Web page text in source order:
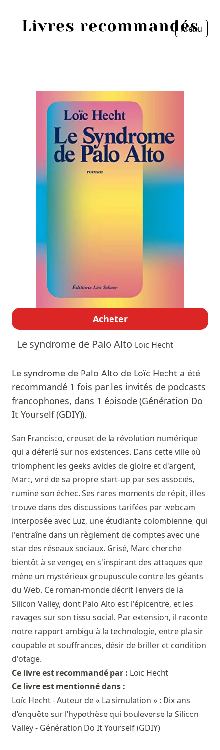
Menu
Acheter
Le syndrome de Palo Alto Loïc Hecht
Le syndrome de Palo Alto de Loïc Hecht a été
recommandé 1 fois par les invités de podcasts
francophones, dans 1 épisode (Génération Do
It Yourself (GDIY)).
San Francisco, creuset de la révolution numérique
qui a déferlé sur nos existences. Dans cette ville où
triomphent les geeks avides de gloire et d'argent,
Marc, viré de sa propre start-up par ses associés,
rumine son échec. Ses rares moments de répit, il les
trouve dans des discussions tarifées par webcam
interposée avec Luz, une étudiante colombienne, qui
l'entraîne dans un règlement de comptes avec une
star des réseaux sociaux. Grisé, Marc cherche
bientôt à se venger, en s'inspirant des attaques que
mène un mystérieux groupuscule contre les géants
du Web. Ce roman-monde décrit l'envers de la
Silicon Valley, dont Palo Alto est l'épicentre, et les
ravages sur son tissu social. Par extension, il raconte
notre rapport ambigu à la technologie, entre plaisir
coupable et souffrances, désir de briller et condition
d'otage.
Ce livre est recommandé par : Loïc Hecht
Ce livre est mentionné dans :
Loïc Hecht - Auteur de « La simulation » : Dix ans
d’enquête sur l’hypothèse qui bouleverse la Silicon
Valley - Génération Do It Yourself (GDIY)
Sources
Personnes
Livres
Livres les plus recommandés
Fermer